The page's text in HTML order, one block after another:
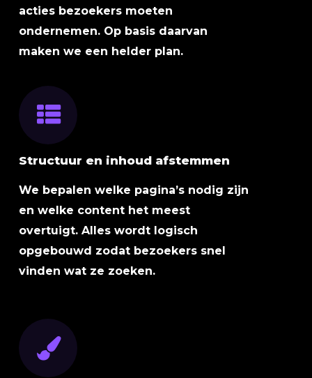
acties bezoekers moeten
ondernemen. Op basis daarvan
maken we een helder plan.
Structuur en inhoud afstemmen
We bepalen welke pagina’s nodig zijn
en welke content het meest
overtuigt. Alles wordt logisch
opgebouwd zodat bezoekers snel
vinden wat ze zoeken.